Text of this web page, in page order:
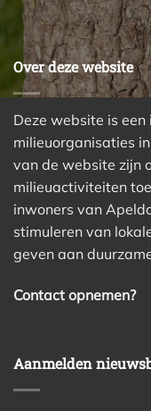
Over deze website
Deze website is
milieuorganisaties
van de website zijn
milieuactiviteiten
inwoners van
stimuleren van
geven aan
Contact opnemen?
Aanmelden